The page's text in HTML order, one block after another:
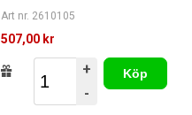
Art nr. 2610105
507,00 kr
+
-
Köp